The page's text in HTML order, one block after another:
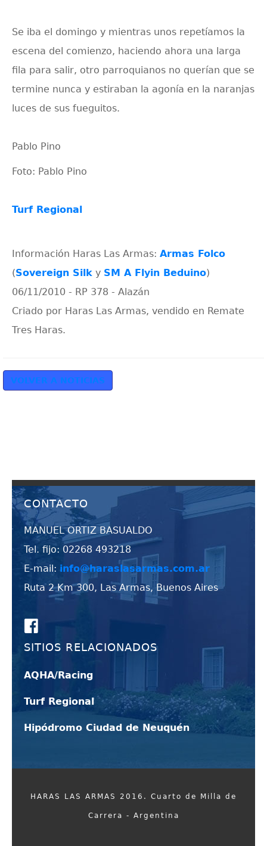
Se iba el domingo y mientras unos repetíamos la
escena del comienzo, haciendo ahora una larga
fila para salir, otro parroquianos no querían que se
termine nunca y estiraban la agonía en la naranjas
luces de sus fueguitos.
Pablo Pino
Foto: Pablo Pino
Turf Regional
Información Haras Las Armas: Armas Folco
(Sovereign Silk y SM A Flyin Beduino)
06/11/2010 - RP 378 - Alazán
Criado por Haras Las Armas, vendido en Remate
Tres Haras.
VOLVER A NOTICIAS
CONTACTO
MANUEL ORTIZ BASUALDO
Tel. fijo: 02268 493218
E-mail: info@haraslasarmas.com.ar
Ruta 2 Km 300, Las Armas, Buenos Aires
SITIOS RELACIONADOS
AQHA/Racing
Turf Regional
Hipódromo Ciudad de Neuquén
HARAS LAS ARMAS 2016. Cuarto de Milla de
Carrera - Argentina